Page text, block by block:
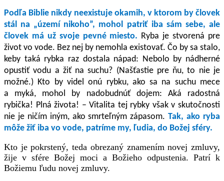
Podľa Biblie nikdy neexistuje okamih, v ktorom by človek
stál na „území nikoho”, mohol patriť iba sám sebe, ale
človek má už svoje pevné miesto. Ryba je stvorená pre
život vo vode. Bez nej by nemohla existovať. Čo by sa stalo,
keby taká rybka raz dostala nápad: Nebolo by nádherné
opustiť vodu a žiť na suchu? (Našťastie pre ňu, to nie je
možné.) Kto by videl onú rybku, ako sa na suchu mece
a myká, mohol by nadobudnúť dojem: Aká radostná
rybička! Plná života! – Vitalita tej rybky však v skutočnosti
nie je ničím iným, ako smrteľným zápasom.Tak, ako ryba
môže žiť iba vo vode, patríme my, ľudia, do Božej sféry.
Kto je pokrstený, teda obrezaný znamením novej zmluvy,
žije v sfére Božej moci a Božieho odpustenia. Patrí k
Božiemu ľudu novej zmluvy.